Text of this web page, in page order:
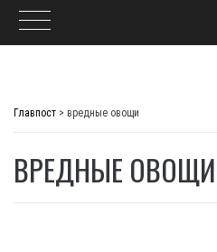
Главпост > вредные овощи
ВРЕДНЫЕ ОВОЩИ